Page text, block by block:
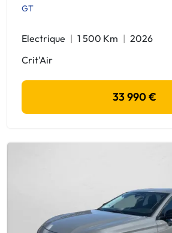
GT
Electrique 1 500 Km
2026
Crit'Air
33 990 €